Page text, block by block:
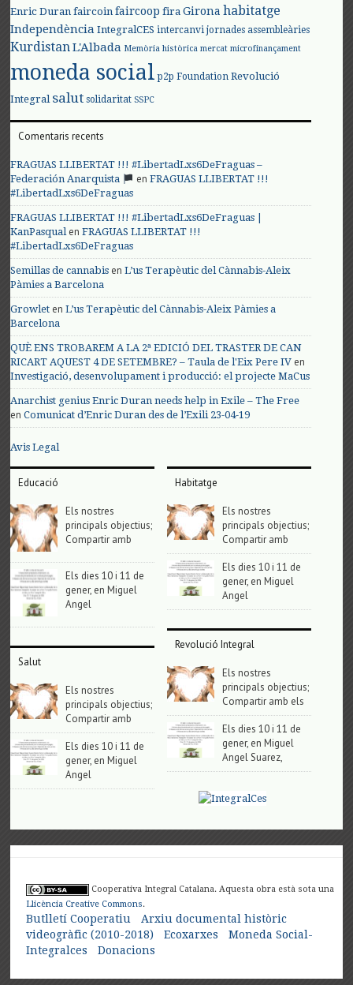
Enric Duran faircoin faircoop fira Girona habitatge
Independència IntegralCES intercanvi jornades assembleàries
KurdistanL'Albada Memòria històrica mercat microfinançament
moneda social p2p Foundation Revolució
Integral salut solidaritat SSPC
Comentaris recents
FRAGUAS LLIBERTAT !!! #LibertadLxs6DeFraguas –
Federación Anarquista
enFRAGUAS LLIBERTAT !!!
#LibertadLxs6DeFraguas
FRAGUAS LLIBERTAT !!! #LibertadLxs6DeFraguas |
KanPasqualenFRAGUAS LLIBERTAT !!!
#LibertadLxs6DeFraguas
Semillas de cannabis enL’us Terapèutic del Cànnabis-Aleix
Pàmies a Barcelona
Growlet enL’us Terapèutic del Cànnabis-Aleix Pàmies a
Barcelona
QUÈ ENS TROBAREM A LA 2ª EDICIÓ DEL TRASTER DE CAN
RICART AQUEST 4 DE SETEMBRE? – Taula de l'Eix Pere IV en
Investigació, desenvolupament i producció: el projecte MaCus
Anarchist genius Enric Duran needs help in Exile – The Free
enComunicat d’Enric Duran des de l’Exili 23-04-19
Avis Legal
Educació
Els nostres
principals objectius;
Compartir amb
Els dies 10 i 11 de
gener, en Miguel
Angel
Salut
Els nostres
principals objectius;
Compartir amb
Els dies 10 i 11 de
gener, en Miguel
Angel
Habitatge
Els nostres
principals objectius;
Compartir amb
Els dies 10 i 11 de
gener, en Miguel
Angel
Revolució Integral
Els nostres
principals objectius;
Compartir amb els
Els dies 10 i 11 de
gener, en Miguel
Angel Suarez,
Cooperativa Integral Catalana. Aquesta obra està sota una
Llicència Creative Commons.
Butlletí Cooperatiu
Arxiu documental històric
videogràfic (2010-2018)
Ecoxarxes
Moneda Social-
Integralces
Donacions